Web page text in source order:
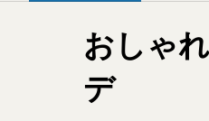
おしゃ
デ